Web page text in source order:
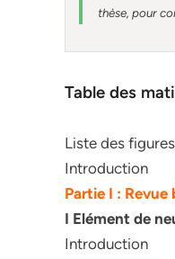
thèse, pour
Table des
Liste des figures
Introduction
Partie I :
I Elément de
Introduction